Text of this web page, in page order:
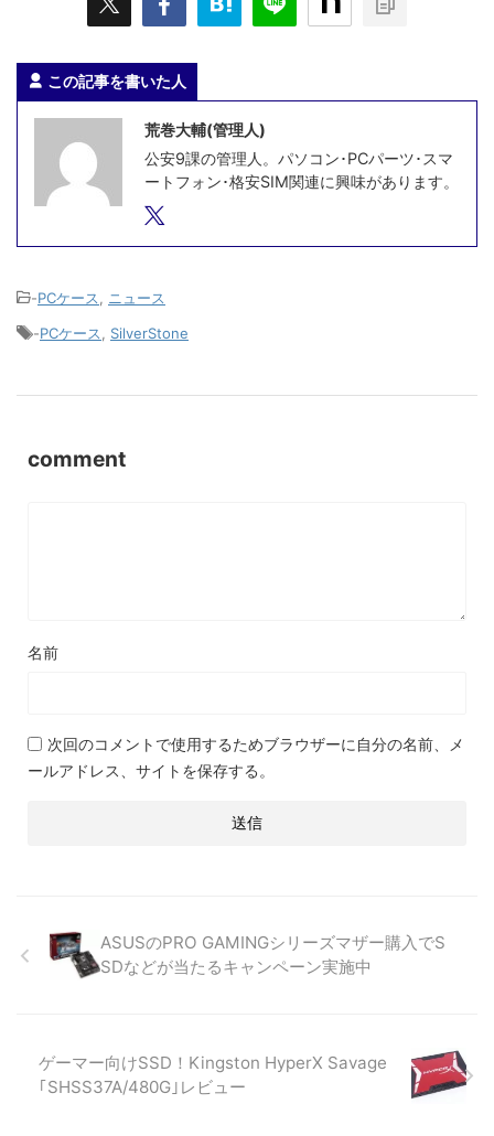
この記事を書いた人
荒巻大輔(管理人)
公安9課の管理人。パソコン･PCパーツ･スマ
ートフォン･格安SIM関連に興味があります。
-PCケース
ニュース
-PCケース SilverStone
comment
名前
次回のコメントで使用するためブラウザーに自分の名前、メ
ールアドレス、サイトを保存する。
ASUSのPRO GAMINGシリーズマザー購入でS
SDなどが当たるキャンペーン実施中
ゲーマー向けSSD！Kingston HyperX Savage
｢SHSS37A/480G｣レビュー